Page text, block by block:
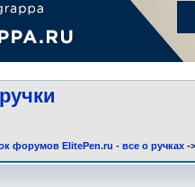
форумов ElitePen.ru - все о ручках -